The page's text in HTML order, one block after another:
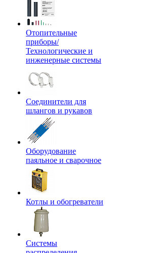
Отопительные
приборы/
Технологические и
инженерные системы
Соединители для
шлангов и рукавов
Оборудование
паяльное и сварочное
Котлы и обогреватели
Системы